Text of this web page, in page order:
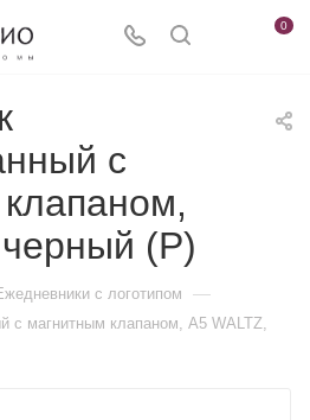
0
с
(Р)
c логотипом —
с магнитным клапаном, А5 WALTZ,